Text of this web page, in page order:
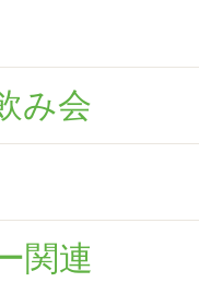
み会
関連